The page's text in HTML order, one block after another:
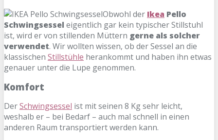
Obwohl der Ikea Pello
Schwingsessel eigentlich gar kein typischer Stillstuhl
ist, wird er von stillenden Müttern gerne als solcher
verwendet. Wir wollten wissen, ob der Sessel an die
klassischen Stillstühle herankommt und haben ihn etwas
genauer unter die Lupe genommen.
Komfort
DerSchwingsessel ist mit seinen 8 Kg sehr leicht,
weshalb er – bei Bedarf – auch mal schnell in einen
anderen Raum transportiert werden kann.